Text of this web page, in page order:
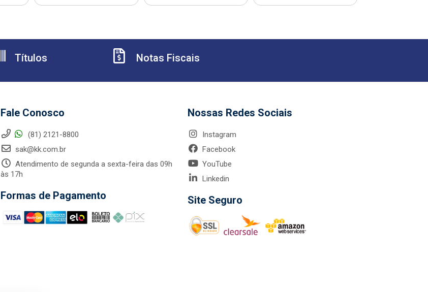
Títulos Notas Fiscais
Fale Conosco
(81) 2121-8800
sak@kk.com.br
Atendimento de segunda a sexta-feira das 09h
às 17h
Formas de Pagamento
Nossas Redes Sociais
Instagram
Facebook
YouTube
Linkedin
Site Seguro